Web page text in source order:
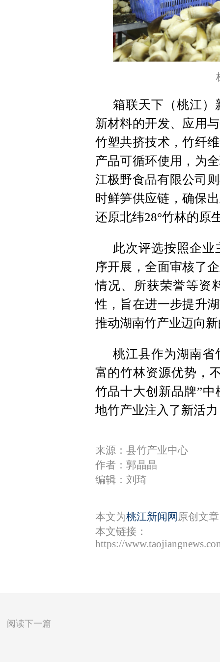
箱联天下（桃江）
新材料的开发、应用
竹塑共挤技术，竹纤
产品可循环使用，为
江极野食品有限公司
时鲜笋供应链，确保
还原北纬28°竹林的原
此次评选按照企
序开展，全面审核了
情况、所获荣誉等资
性，旨在进一步提升
推动湖南竹产业迈向
桃江县作为湖南省
富的竹林资源优势，
竹品十大创新品牌”
地竹产业注入了新活
来源：县竹产业中心
作者：郭晶晶
编辑：刘琦
本文为桃江新闻网 原创文
本文链接：
https://
阅读下一篇